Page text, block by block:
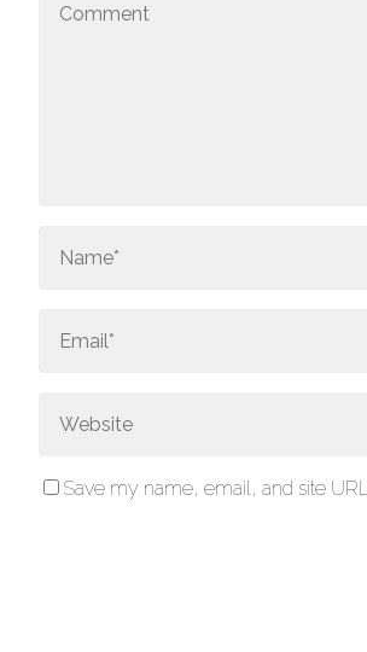
Save my name, email, and site